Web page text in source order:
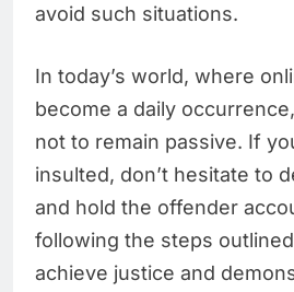
avoid such situations.
In today’s world, where
become a daily
not to remain passive. If
insulted, don’t hesitate to
and hold the offender
following the steps
achieve justice and